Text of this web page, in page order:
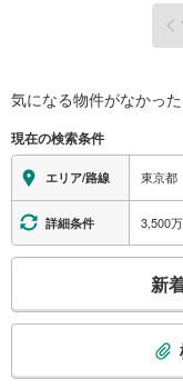
ーーーーーーーーーーー
紹介金融機関/都市銀行
のものとなります。金利
す。
ーーーーーーーーーーー
気になる物件がなかっ
現在の検索条件
エリア/路線 東京都
詳細条件 3,500
検
新